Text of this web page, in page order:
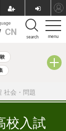
menu
CN search
社会・問題
校入試